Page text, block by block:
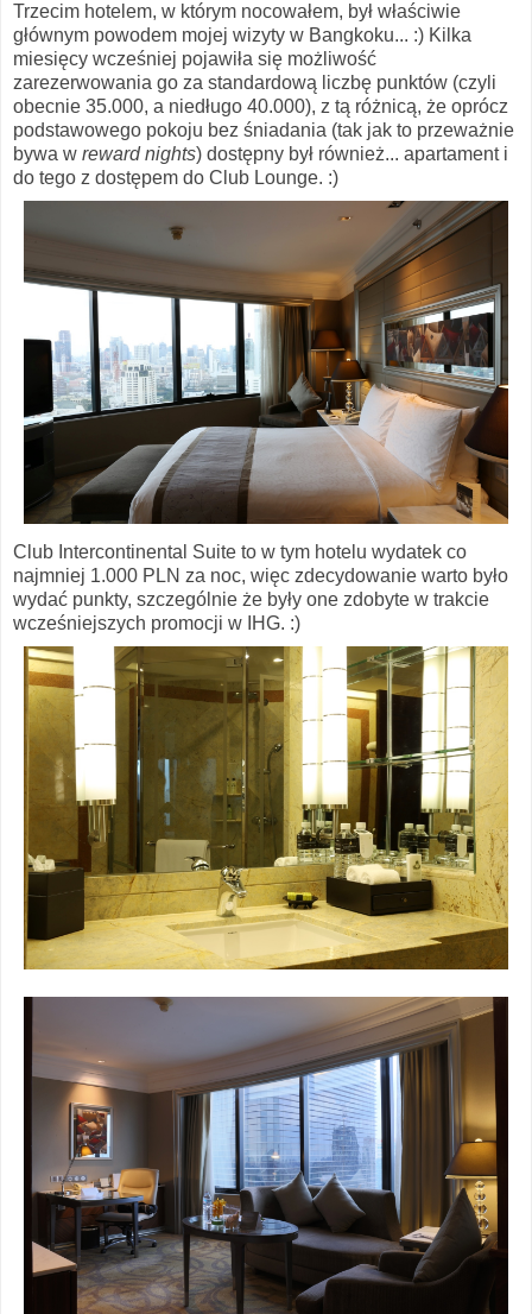
Trzecim hotelem, w którym nocowałem, był właściwie
głównym powodem mojej wizyty w Bangkoku... :) Kilka
miesięcy wcześniej pojawiła się możliwość
zarezerwowania go za standardową liczbę punktów (czyli
obecnie 35.000, a niedługo 40.000), z tą różnicą, że oprócz
podstawowego pokoju bez śniadania (tak jak to przeważnie
bywa w reward nights) dostępny był również... apartament i
do tego z dostępem do Club Lounge. :)
Club Intercontinental Suite to w tym hotelu wydatek co
najmniej 1.000 PLN za noc, więc zdecydowanie warto było
wydać punkty, szczególnie że były one zdobyte w trakcie
wcześniejszych promocji w IHG. :)